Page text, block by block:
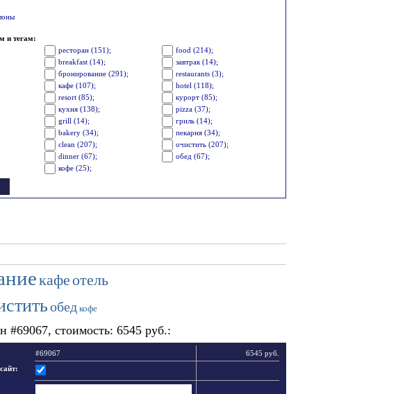
и тегам:
ресторан (151);
food (214);
breakfast (14);
завтрак (14);
бронирование (291);
restaurants (3);
кафе (107);
hotel (118);
resort (85);
курорт (85);
кухня (138);
pizza (37);
grill (14);
гриль (14);
bakery (34);
пекарня (34);
clean (207);
очистить (207);
dinner (67);
обед (67);
кофе (25);
кафеотель
обед кофе
#69067, стоимость: 6545 руб.:
#69067
6545 руб.